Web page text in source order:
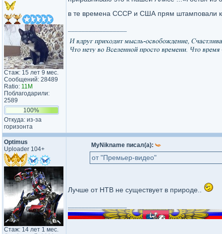
Стаж: 15 лет 9 мес.
Сообщений: 28489
Ratio: 11M
Поблагодарили:
2589
100%
Откуда: из-за
горизонта
в те времена СССР и США прям штамповали
Optimus
Uploader 104+
Стаж: 14 лет 1 мес.
MyNikname писал(а):
от "Премьер-видео"
Лучше от НТВ не существует в природе..